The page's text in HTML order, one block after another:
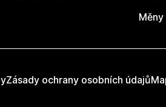
Zásady ochrany osobních údajů